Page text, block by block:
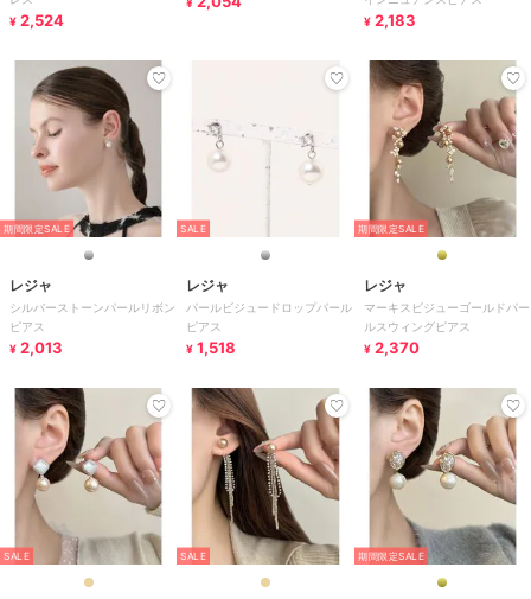
¥ 2,524
¥ 2,183
期間限定SALE
レジャ
シルバーストーンパールリボン
ピアス
¥ 2,013
SALE
レジャ
パールビジュードロップパール
ピアス
¥ 1,518
期間限定SALE
レジャ
マーキスビジューゴールドパー
ルスウィングピアス
¥ 2,370
SALE SALE 期間限定SALE